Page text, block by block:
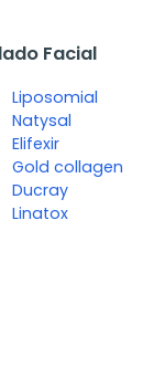
Facial
Liposomial
Natysal
Elifexir
Gold collagen
Ducray
Linatox